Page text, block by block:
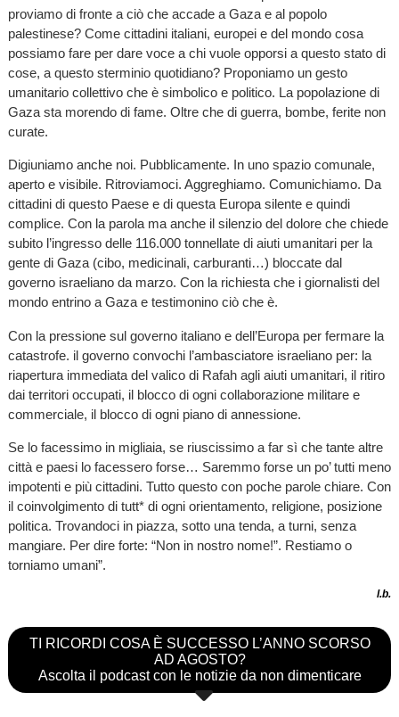
proviamo di fronte a ciò che accade a Gaza e al popolo
palestinese? Come cittadini italiani, europei e del mondo cosa
possiamo fare per dare voce a chi vuole opporsi a questo stato di
cose, a questo sterminio quotidiano? Proponiamo un gesto
umanitario collettivo che è simbolico e politico. La popolazione di
Gaza sta morendo di fame. Oltre che di guerra, bombe, ferite non
curate.
Digiuniamo anche noi. Pubblicamente. In uno spazio comunale,
aperto e visibile. Ritroviamoci. Aggreghiamo. Comunichiamo. Da
cittadini di questo Paese e di questa Europa silente e quindi
complice. Con la parola ma anche il silenzio del dolore che chiede
subito l’ingresso delle 116.000 tonnellate di aiuti umanitari per la
gente di Gaza (cibo, medicinali, carburanti…) bloccate dal
governo israeliano da marzo. Con la richiesta che i giornalisti del
mondo entrino a Gaza e testimonino ciò che è.
Con la pressione sul governo italiano e dell’Europa per fermare la
catastrofe. il governo convochi l’ambasciatore israeliano per: la
riapertura immediata del valico di Rafah agli aiuti umanitari, il ritiro
dai territori occupati, il blocco di ogni collaborazione militare e
commerciale, il blocco di ogni piano di annessione.
Se lo facessimo in migliaia, se riuscissimo a far sì che tante altre
città e paesi lo facessero forse… Saremmo forse un po’ tutti meno
impotenti e più cittadini. Tutto questo con poche parole chiare. Con
il coinvolgimento di tutt* di ogni orientamento, religione, posizione
politica. Trovandoci in piazza, sotto una tenda, a turni, senza
mangiare. Per dire forte: “Non in nostro nome!”. Restiamo o
torniamo umani”.
l.b.
TI RICORDI COSA È SUCCESSO L’ANNO SCORSO
AD AGOSTO?
Ascolta il podcast con le notizie da non dimenticare